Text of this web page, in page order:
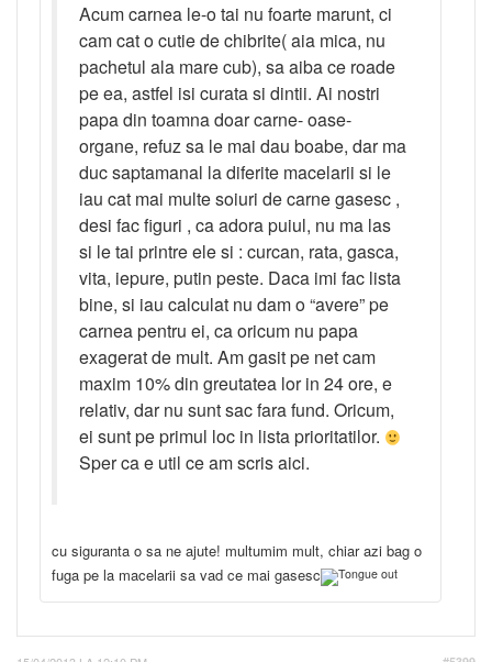
Acum carnea le-o tai nu foarte marunt, ci
cam cat o cutie de chibrite( aia mica, nu
pachetul ala mare cub), sa aiba ce roade
pe ea, astfel isi curata si dintii. Ai nostri
papa din toamna doar carne- oase-
organe, refuz sa le mai dau boabe, dar ma
duc saptamanal la diferite macelarii si le
iau cat mai multe soiuri de carne gasesc ,
desi fac figuri , ca adora puiul, nu ma las
si le tai printre ele si : curcan, rata, gasca,
vita, iepure, putin peste. Daca imi fac lista
bine, si iau calculat nu dam o “avere” pe
carnea pentru ei, ca oricum nu papa
exagerat de mult. Am gasit pe net cam
maxim 10% din greutatea lor in 24 ore, e
relativ, dar nu sunt sac fara fund. Oricum,
ei sunt pe primul loc in lista prioritatilor.
Sper ca e util ce am scris aici.
cu siguranta o sa ne ajute! multumim mult, chiar azi bag o
fuga pe la macelarii sa vad ce mai gasesc